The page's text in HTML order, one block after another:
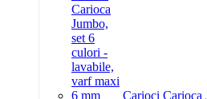
Carioci Carioca